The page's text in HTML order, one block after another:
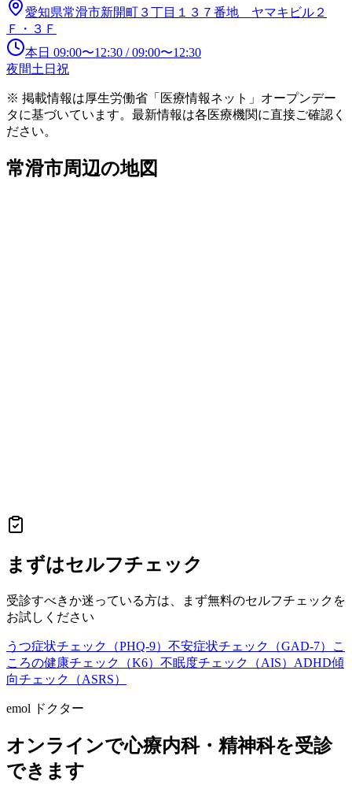
愛知県常滑市新開町３丁目１３７番地 ヤマキビル２
Ｆ・３Ｆ
本日 09:00〜12:30 /09:00〜12:30
夜間土日祝
※ 掲載情報は厚生労働省「医療情報ネット」オープンデー
タに基づいています。最新情報は各医療機関に直接ご確認く
ださい。
常滑市周辺の地図
まずはセルフチェック
受診すべきか迷っている方は、まず無料のセルフチェックを
お試しください
うつ症状チェック（PHQ-9） 不安症状チェック（GAD-7）
こ
ころの健康チェック（K6） 不眠度チェック（AIS） ADHD傾
向チェック（ASRS）
emol ドクター
オンラインで心療内科・精神科を受診
できます